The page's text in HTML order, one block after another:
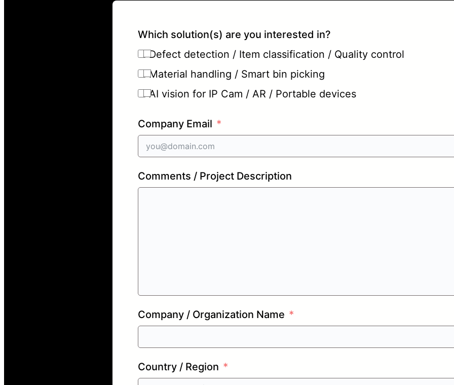
Which solution(s) are you interested in?
Defect detection / Item classification / Quality control
Material handling / Smart bin picking
AI vision for IP Cam / AR / Portable devices
Company Email
Comments / Project Description
Company / Organization Name
Country / Region